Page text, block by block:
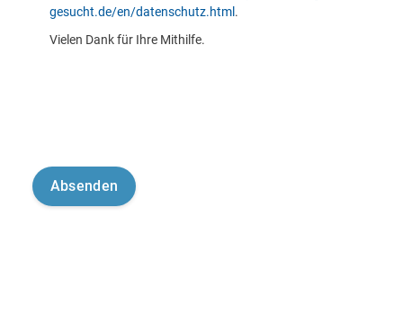
gesucht.de/en/datenschutz.html .
Vielen Dank für Ihre Mithilfe.